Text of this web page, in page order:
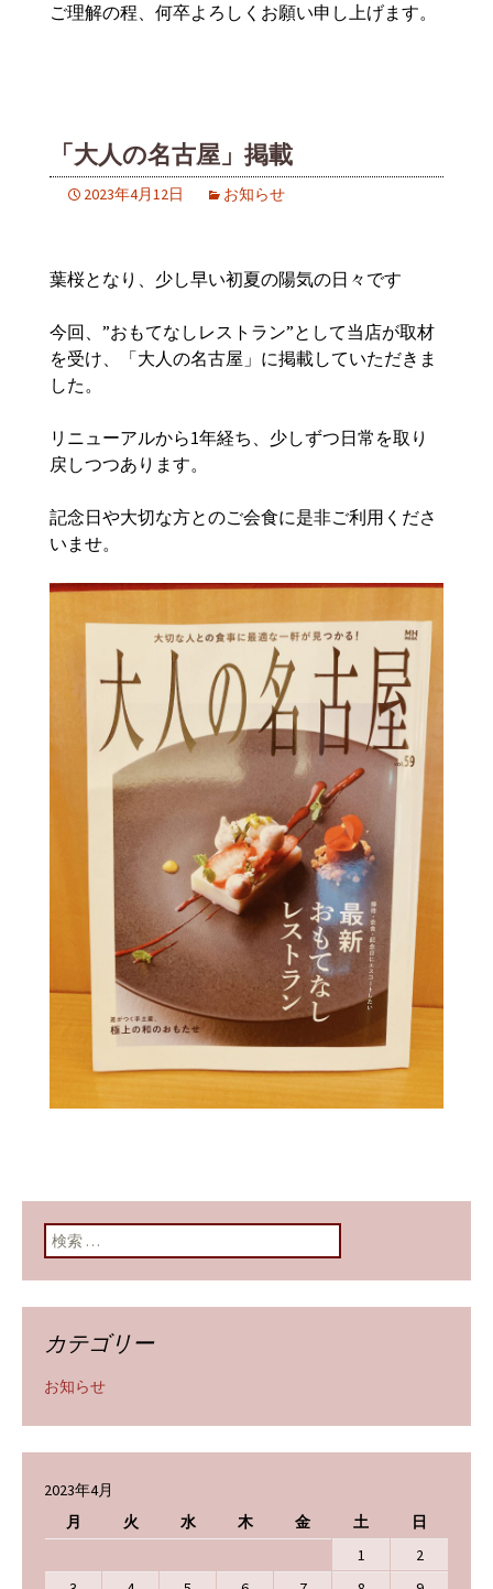
ご理解の程、何卒よろしくお願い申し上げます。
「大人の名古屋」掲載
2023年4月12日 お知らせ
葉桜となり、少し早い初夏の陽気の日々です
今回、”おもてなしレストラン”として当店が取材
を受け、「大人の名古屋」に掲載していただきま
した。
リニューアルから1年経ち、少しずつ日常を取り
戻しつつあります。
記念日や大切な方とのご会食に是非ご利用くださ
いませ。
検索:
カテゴリー
お知らせ
2023年4月
月
火 水 木 金 土
日
1
2